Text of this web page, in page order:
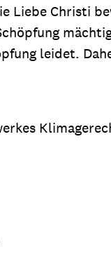
Liebe Christi
leidet.